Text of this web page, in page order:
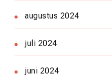
augustus 2024
juli 2024
juni 2024